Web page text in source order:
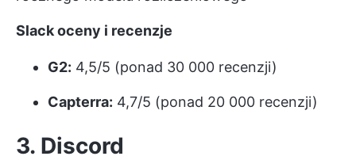
Slack oceny i recenzje
G2: 4,5/5 (ponad 30 000 recenzji)
Capterra: 4,7/5 (ponad 20 000 recenzji)
3. Discord